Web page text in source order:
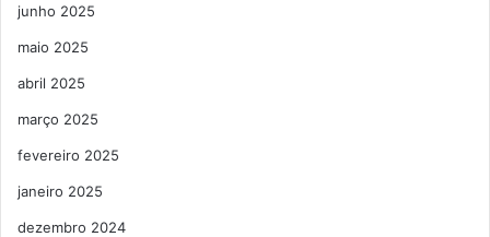
junho 2025
maio 2025
abril 2025
março 2025
fevereiro 2025
janeiro 2025
dezembro 2024